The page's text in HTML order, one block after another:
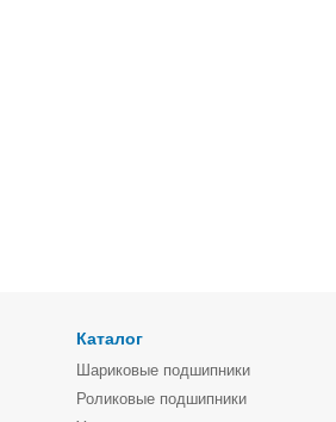
Каталог
Шариковые подшипники
Роликовые подшипники